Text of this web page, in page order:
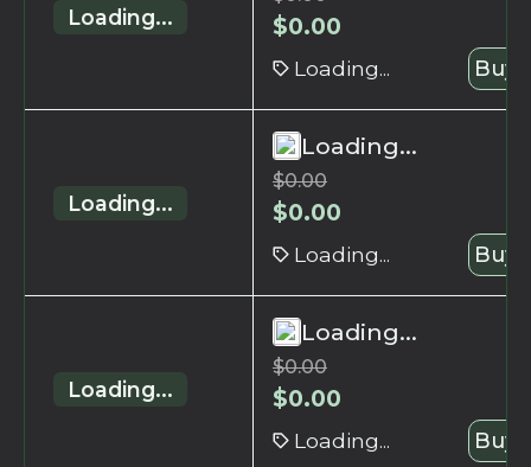
Loading... $0.00
Loading... Buy
Loading...
Loading...
$0.00
$0.00
Loading... Buy
Loading...
Loading...
$0.00
$0.00
Loading... Buy